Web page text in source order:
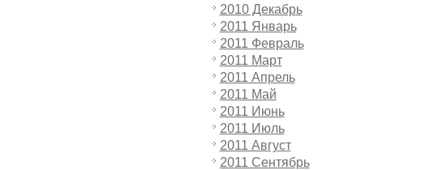
2010 Декабрь
2011 Январь
2011 Февраль
2011 Март
2011 Апрель
2011 Май
2011 Июнь
2011 Июль
2011 Август
2011 Сентябрь